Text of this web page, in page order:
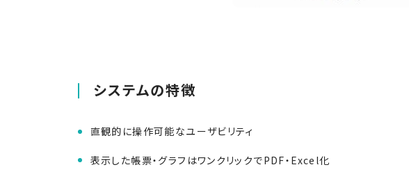
システムの特徴
直観的に操作可能なユーザビリティ
表示した帳票・グラフはワンクリックでPDF・Excel化